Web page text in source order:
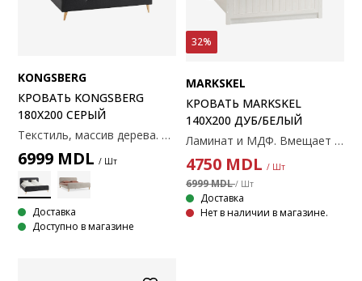
KONGSBERG
КРОВАТЬ KONGSBERG
180X200 СЕРЫЙ
Текстиль, массив дерева. Подходит для каркасных, пружинных и беспружинных матрасов 180x200 см. Реечное дно и матрас продаются отдельно. Габаритные размеры: 196x216x101
6999 MDL / Шт
Доставка
Доступно в магазине
32%
MARKSKEL
КРОВАТЬ MARKSKEL
140X200 ДУБ/БЕЛЫЙ
Ламинат и МДФ. Вмещает пружинные и беспружинные матрасы размером 140х200 см. Без ламельного основания и матраса. 150x210x91 см
4750 MDL / Шт
6999 MDL/ Шт
Доставка
Нет в наличии в магазине.